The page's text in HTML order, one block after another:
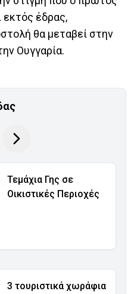
έδρας,
θα μεταβεί στην
Ουγγαρία.
Τεμάχια Γης σε
Οικιστικές Περιοχές
3 τουριστικά χωράφια